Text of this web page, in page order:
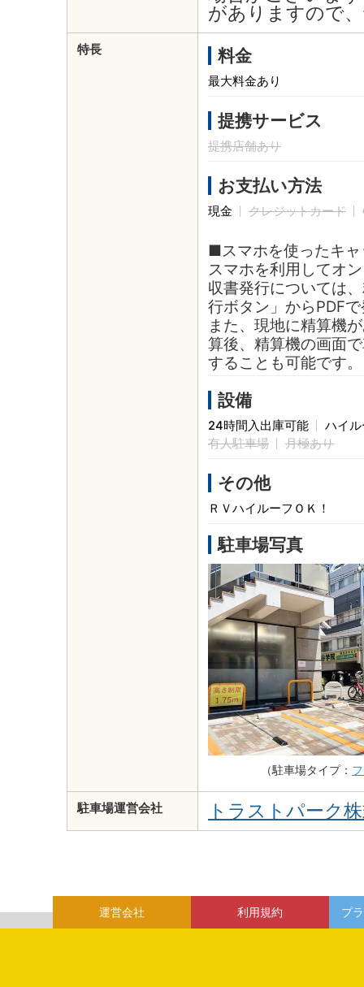
がありますので
特長 料金
最大料金あり
提携サービス
提携店舗あり
お支払い方法
現金 クレジットカード
■スマホを使ったキ
スマホを利用してオ
収書発行については
行ボタン」からPDF
また、現地に精算機
算後、精算機の画面
することも可能です。
設備
24時間入出庫可能
ハイ
有人駐車場
月極あり
その他
ＲＶハイルーフＯＫ！
駐車場写真
（駐車場タイプ：
駐車場運営会社 トラストパーク
運営会社 利用規約 プ